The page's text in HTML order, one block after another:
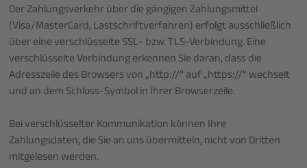
Der Zahlungsverkehr über die gängigen Zahlungsmittel
(Visa/MasterCard, Lastschriftverfahren) erfolgt ausschließlich
über eine verschlüsselte SSL- bzw. TLS-Verbindung. Eine
verschlüsselte Verbindung erkennen Sie daran, dass die
Adresszeile des Browsers von „http://“ auf „https://“ wechselt
und an dem Schloss-Symbol in Ihrer Browserzeile.
Bei verschlüsselter Kommunikation können Ihre
Zahlungsdaten, die Sie an uns übermitteln, nicht von Dritten
mitgelesen werden.